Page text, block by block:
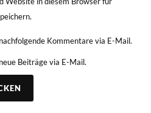
Kommentare via E-Mail.
Beiträge via E-Mail.